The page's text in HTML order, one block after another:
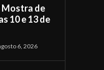
Mostra de
10 e 13 de
6, 2026